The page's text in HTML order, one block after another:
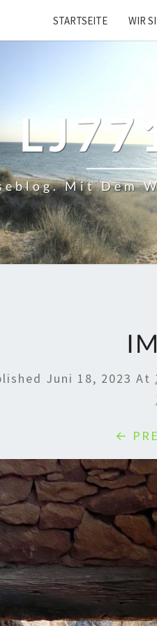
STARTSEITE WIR
Mit Dem
Juni 18, 2023 At
←